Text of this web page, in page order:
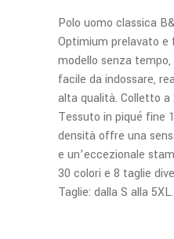
Polo uomo classica
Optimium prelavato e
modello senza
facile da indossare,
alta qualità. Colletto
Tessuto in piqué fine
densità offre una
e un’eccezionale
30 colori e 8 taglie
Taglie: dalla S alla 5XL.